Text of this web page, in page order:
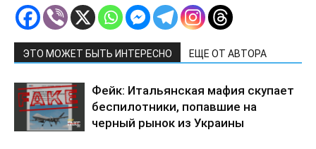
ЭТО МОЖЕТ БЫТЬ ИНТЕРЕСНО ЕЩЕ ОТ АВТОРА
Фейк: Итальянская мафия скупает
беспилотники, попавшие на
черный рынок из Украины